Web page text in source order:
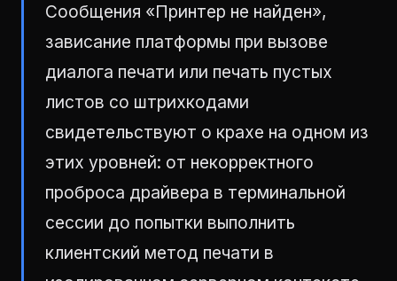
Сообщения «Принтер не найден»,
зависание платформы при вызове
диалога печати или печать пустых
листов со штрихкодами
свидетельствуют о крахе на одном из
этих уровней: от некорректного
проброса драйвера в терминальной
сессии до попытки выполнить
клиентский метод печати в